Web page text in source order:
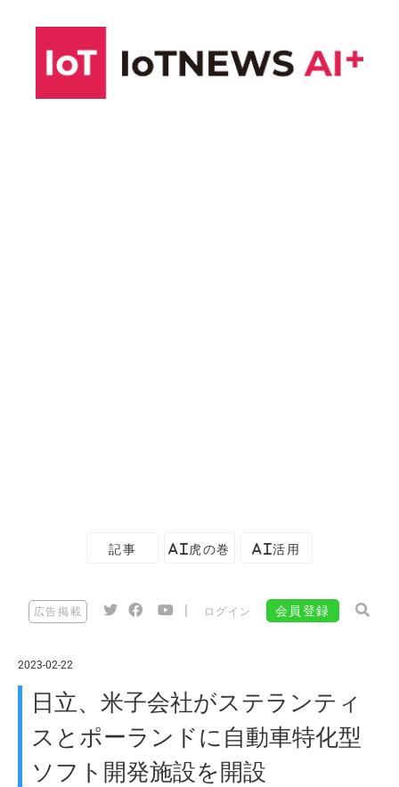
記事 AI虎の巻 AI活用
広告掲載 ログイン 会員登録
2023-02-22
日立、米子会社がステランティ
スとポーランドに自動車特化型
ソフト開発施設を開設